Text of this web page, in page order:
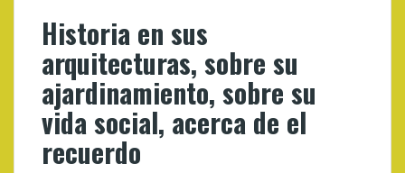
Historia en sus
arquitecturas, sobre su
ajardinamiento, sobre su
vida social, acerca de el
recuerdo